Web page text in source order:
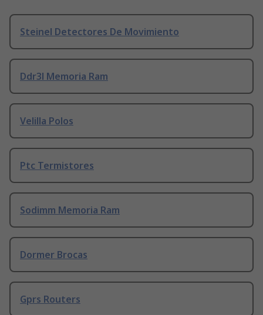
Steinel Detectores De Movimiento
Ddr3l Memoria Ram
Velilla Polos
Ptc Termistores
Sodimm Memoria Ram
Dormer Brocas
Gprs Routers